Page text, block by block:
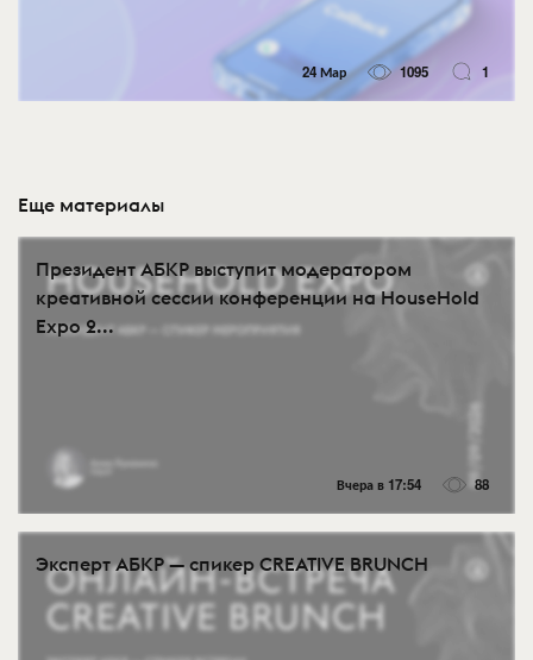
24 Мар 1095 1
Еще материалы
Президент АБКР выступит модератором
креативной сессии конференции на HouseHold
Expo 2...
Вчера в 17:54 88
Эксперт АБКР — спикер CREATIVE BRUNCH